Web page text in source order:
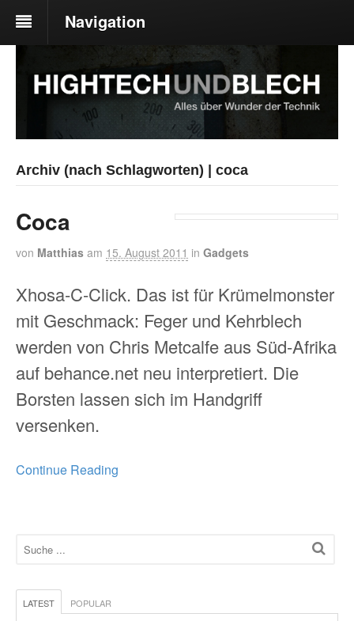
Navigation
Archiv (nach Schlagworten) | coca
Coca
von Matthias am 15. August 2011 in Gadgets
Xhosa-C-Click. Das ist für Krümelmonster
mit Geschmack: Feger und Kehrblech
werden von Chris Metcalfe aus Süd-Afrika
auf behance.net neu interpretiert. Die
Borsten lassen sich im Handgriff
versenken.
Continue Reading
LATEST POPULAR